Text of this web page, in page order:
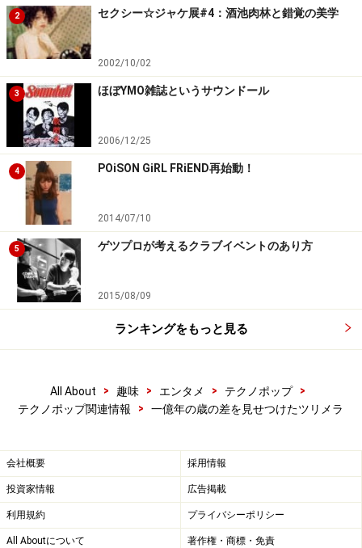
様は「誰か、豚を持ってきて頂戴！」と命じます。そし
て、哀れにも、観客席から一人の男性が生け贄として捧
げられました。
生け贄(左)とKIRAKIRA(中)
ツリメラと生け贄
最新のプロモが発表されたばかりの「オール・ヌード」
を歌うツリメラ様。プロモに出演された女優さんも会場
かった気がするものの、名前は分からないのです。とに
オール・ヌード(YouTube)
※記事内容は執筆時点のものです。最新の内容をご確認くださ
2 セクシー☆ジャケ展#4：酒池肉林と錯覚の美学
2002/10/02
3 ほぼYMO雑誌というサウンドール
2006/12/25
4 POiSON GiRL FRiEND再始動！
2014/07/10
5 ゲツプロが考えるクラブイベントのあり方
2015/08/09
ランキングをもっと見る
All About > 趣味 > エンタメ > テクノポップ
>
テクノポップ関連情報
> 一億年の歳の差を見せつけたツリメラ
会社概要 採用情報
投資家情報 広告掲載
利用規約 プライバシーポリシー
All Aboutについて 著作権・商標・免責